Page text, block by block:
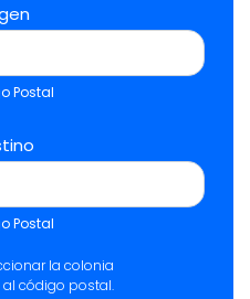
Postal
Postal
la colonia
código postal.